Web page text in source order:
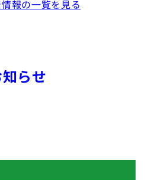
報の一覧を見る
らせ